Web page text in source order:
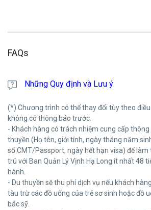
FAQs
Những Quy định và Lưu ý
(*) Chương trình có thể thay đổi tùy theo
không có thông báo trước.
- Khách hàng có trách nhiệm cung cấp
thuyền (Họ tên, giới tính, ngày tháng năm
số CMT/Passport, ngày hết hạn visa) để
trú với Ban Quản Lý Vịnh Hạ Long ít nhất 48
hành.
- Du thuyền sẽ thu phí dịch vụ nếu khách
tàu trừ các đồ uống của trẻ sơ sinh hoặc đồ
bác sỹ.